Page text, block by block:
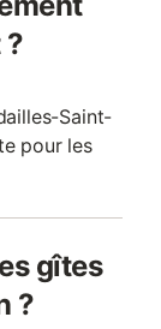
Saint-
pour les
gîtes
?